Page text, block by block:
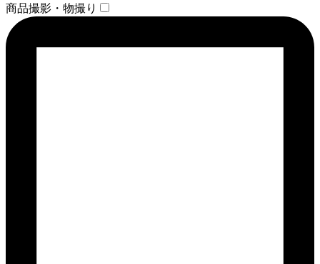
商品撮影・物撮り